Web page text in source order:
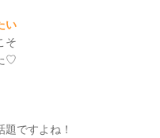
い
そ
♡
ですよね！